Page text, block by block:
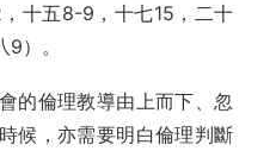
十五8-9，十七15，二十
）。
的倫理教導由上而下、忽
候，亦需要明白倫理判斷